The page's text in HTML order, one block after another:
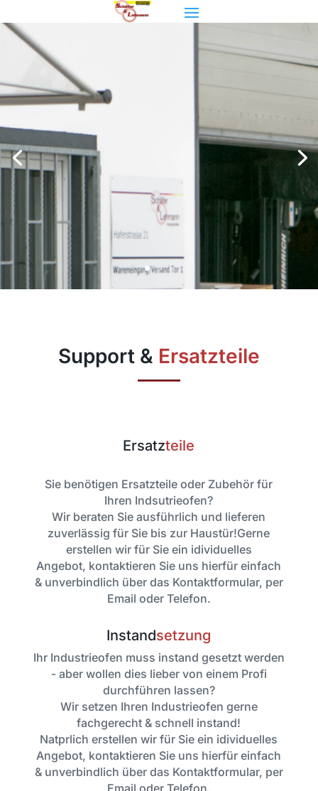
Support & Ersatzteile
Ersatzteile
Sie benötigen Ersatzteile oder Zubehör für
Ihren Indsutrieofen?
Wir beraten Sie ausführlich und lieferen
zuverlässig für Sie bis zur Haustür!Gerne
erstellen wir für Sie ein idividuelles
Angebot, kontaktieren Sie uns hierfür einfach
& unverbindlich über das Kontaktformular, per
Email oder Telefon.
Instandsetzung
Ihr Industrieofen muss instand gesetzt werden
- aber wollen dies lieber von einem Profi
durchführen lassen?
Wir setzen Ihren Industrieofen gerne
fachgerecht & schnell instand!
Natprlich erstellen wir für Sie ein idividuelles
Angebot, kontaktieren Sie uns hierfür einfach
& unverbindlich über das Kontaktformular, per
Email oder Telefon.